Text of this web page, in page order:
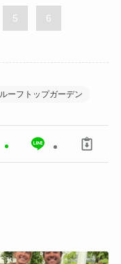
5 6
ルーフトップガーデン